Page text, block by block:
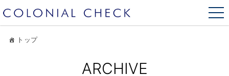
トップ
ARCHIVE